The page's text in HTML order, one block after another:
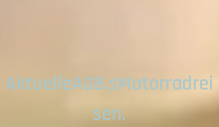
AktuelleAGB,sMotorradrei
sen.